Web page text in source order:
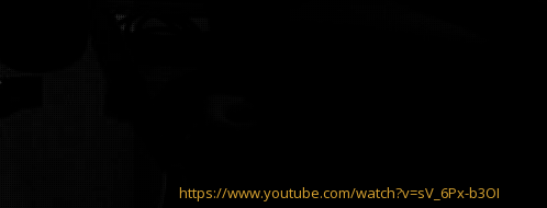
https://www.youtube.com/watch?v=sV_6Px-b3OI